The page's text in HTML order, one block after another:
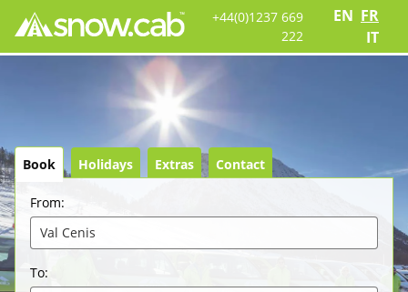
+44(0)1237 669
222
EN FR
IT
Book Holidays Extras Contact
From:
Val Cenis
To: